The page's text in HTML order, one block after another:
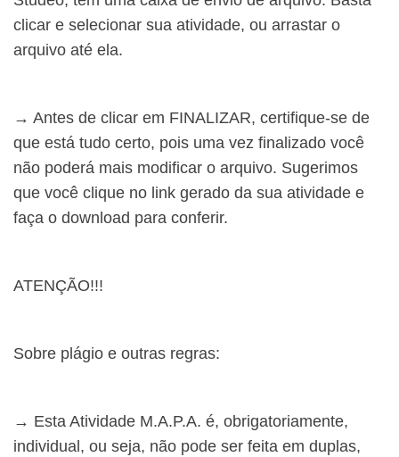
clicar e selecionar sua atividade, ou arrastar o
arquivo até ela.
→ Antes de clicar em FINALIZAR, certifique-se de
que está tudo certo, pois uma vez finalizado você
não poderá mais modificar o arquivo. Sugerimos
que você clique no link gerado da sua atividade e
faça o download para conferir.
ATENÇÃO!!!
Sobre plágio e outras regras:
→ Esta Atividade M.A.P.A. é, obrigatoriamente,
individual, ou seja, não pode ser feita em duplas,